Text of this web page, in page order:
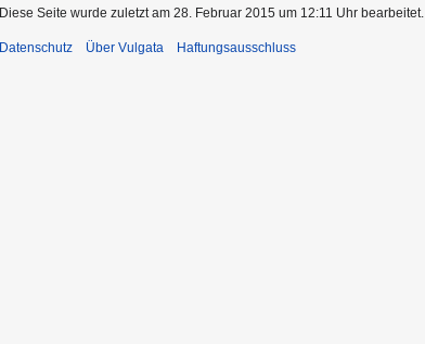
Diese Seite wurde zuletzt am 28. Februar 2015 um 12:11 Uhr bearbeitet.
Datenschutz Über Vulgata Haftungsausschluss